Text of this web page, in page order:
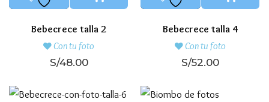
Bebecrece talla 2
Con tu foto
S/48.00
Bebecrece talla 4
Con tu foto
S/52.00